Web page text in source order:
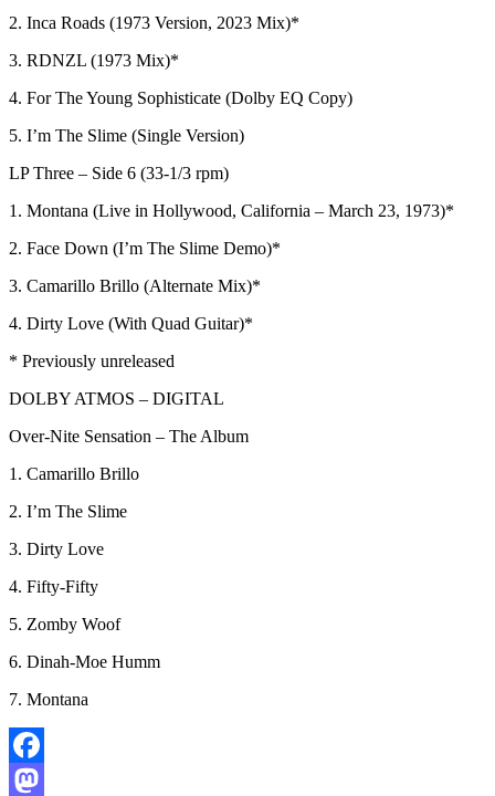
2. Inca Roads (1973 Version, 2023 Mix)*
3. RDNZL (1973 Mix)*
4. For The Young Sophisticate (Dolby EQ Copy)
5. I’m The Slime (Single Version)
LP Three – Side 6 (33-1/3 rpm)
1. Montana (Live in Hollywood, California – March 23, 1973)*
2. Face Down (I’m The Slime Demo)*
3. Camarillo Brillo (Alternate Mix)*
4. Dirty Love (With Quad Guitar)*
* Previously unreleased
DOLBY ATMOS – DIGITAL
Over-Nite Sensation – The Album
1. Camarillo Brillo
2. I’m The Slime
3. Dirty Love
4. Fifty-Fifty
5. Zomby Woof
6. Dinah-Moe Humm
7. Montana
Facebook